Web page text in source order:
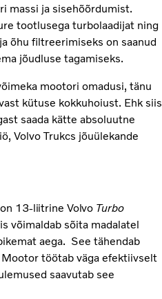
massi ja sisehõõrdumist.
tootlusega turbolaadijat ning
õhu filtreerimiseks on saanud
jõudluse tagamiseks.
mootori omadusi, tänu
kütuse kokkuhoiust. Ehk siis
saada kätte absoluutne
Volvo Trukcs jõuülekande
13-liitrine Volvo Turbo
võimaldab sõita madalatel
aega. See tähendab
töötab väga efektiivselt
saavutab see